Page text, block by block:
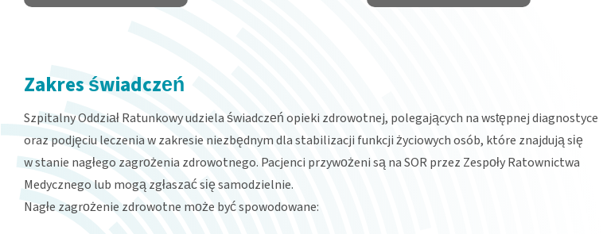
Zakres świadczeń
Szpitalny Oddział Ratunkowy udziela świadczeń opieki zdrowotnej, polegających na wstępnej diagnostyce
oraz podjęciu leczenia w zakresie niezbędnym dla stabilizacji funkcji życiowych osób, które znajdują się
w stanie nagłego zagrożenia zdrowotnego. Pacjenci przywożeni są na SOR przez Zespoły Ratownictwa
Medycznego lub mogą zgłaszać się samodzielnie.
Nagłe zagrożenie zdrowotne może być spowodowane: